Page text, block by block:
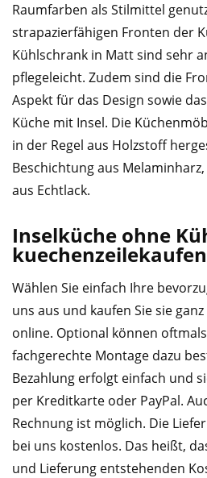
Raumfarben als Stilmittel
strapazierfähigen Fronten der
Kühlschrank in Matt sind sehr
pflegeleicht. Zudem sind die
Aspekt für das Design sowie
Küche mit Insel. Die
in der Regel aus Holzstoff
Beschichtung aus
aus Echtlack.
Inselküche ohne
Wählen Sie einfach Ihre
uns aus und kaufen Sie sie
online. Optional können
fachgerechte Montage dazu
Bezahlung erfolgt einfach und
per Kreditkarte oder PayPal.
Rechnung ist möglich. Die
bei uns kostenlos. Das heißt,
und Lieferung entstehenden